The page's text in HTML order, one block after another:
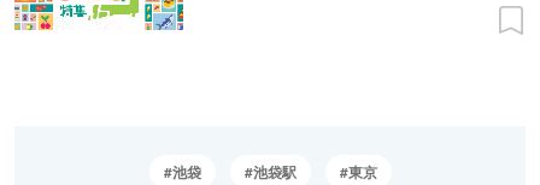
池袋 池袋駅 東京